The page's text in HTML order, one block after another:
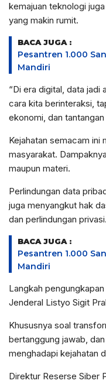
kemajuan teknologi
yang makin rumit.
BACA JUGA :
Pesantren 1.000
Mandiri
“Di era digital, data
cara kita berinteraksi,
ekonomi, dan
Kejahatan semacam ini
masyarakat.
maupun materi.
Perlindungan data
juga menyangkut hak
dan perlindungan privasi.
BACA JUGA :
Pesantren 1.000
Mandiri
Langkah
Jenderal Listyo Sigit
Khususnya soal
bertanggung jawab,
menghadapi kejahatan
Direktur Reserse Siber